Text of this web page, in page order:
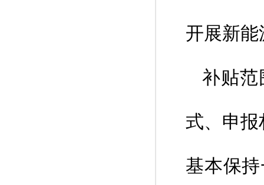
开展新
补贴范
式、申
基本保